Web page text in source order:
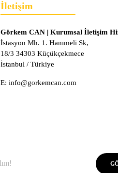
İletişim
Görkem CAN | Kurumsal İletişim
İstasyon Mh. 1. Hanımeli Sk,
18/3 34303 Küçükçekmece
İstanbul / Türkiye
E: info@gorkemcan.com